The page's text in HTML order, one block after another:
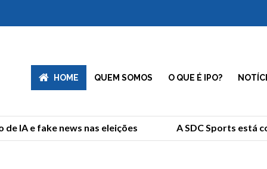
HOME QUEM SOMOS O QUE É IPO?
IA e fake news nas eleições A SDC Sports está